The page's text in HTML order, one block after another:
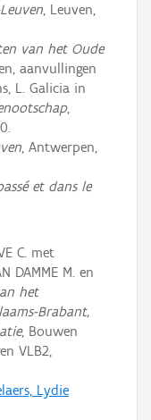
, Leuven,
van het Oude
aanvullingen
L. Galicia in
,
, Antwerpen,
et dans le
C. met
DAMME M. en
het
Brabant,
, Bouwen
VLB2,
Lydie